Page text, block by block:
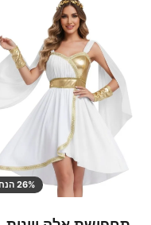
26% הנחה